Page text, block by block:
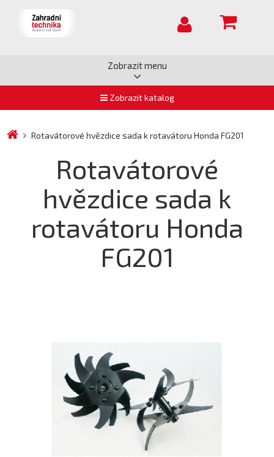
Zobrazit menu
Zobrazit katalog
Rotavátorové hvězdice sada k rotavátoru Honda FG201
Rotavátorové
hvězdice sada k
rotavátoru Honda
FG201